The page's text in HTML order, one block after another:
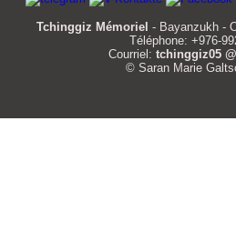
Tchinggiz Mémoriel - Bayanzukh -
Téléphone: +976-
Courriel: tchinggiz05
© Saran Marie